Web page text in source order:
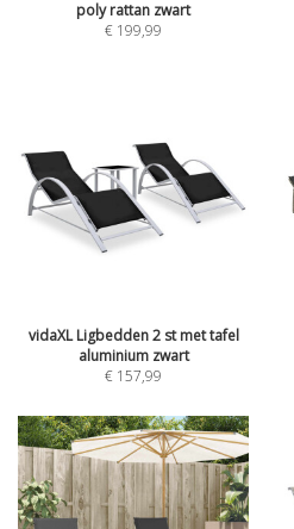
poly rattan zwart
€ 199,99
vidaXL Ligbedden 2 st met tafel
aluminium zwart
€ 157,99